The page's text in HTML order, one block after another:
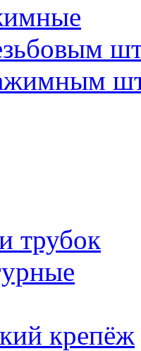
трубок
крепёж